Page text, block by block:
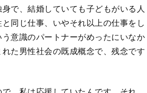
ティブに使われている言葉を逆手にと
“女々しい力”は、本当はこんなにもパ
ダーシップを発揮しているのはドイ
入れて、臨機応変に対応していくこ